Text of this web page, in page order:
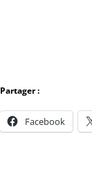
Partager :
Facebook